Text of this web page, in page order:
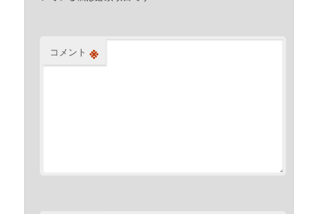
コメント ※